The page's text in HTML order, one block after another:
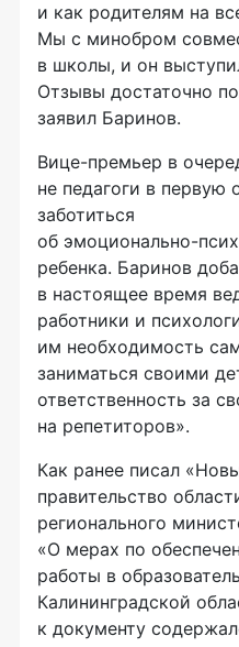
и как родителям на
Мы с минобром
в школы, и он
Отзывы достаточно
заявил Баринов.
Вице-премьер в
не педагоги в первую
заботиться
об эмоционально-
ребенка. Баринов
в настоящее время
работники и
им необходимость
заниматься своими
ответственность за
на репетиторов».
Как ранее писал
правительство
регионального
«О мерах по
работы в
Калининградской
к документу